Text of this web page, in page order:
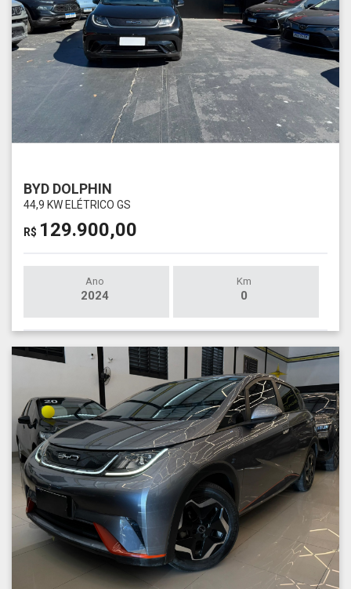
BYD DOLPHIN
44,9 KW ELÉTRICO GS
R$ 129.900,00
Ano
2024
Km
0